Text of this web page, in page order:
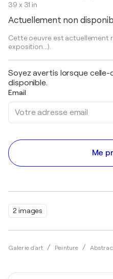
2 images
Galerie d'art Peinture
39 x 31 in
Actuellement non
Cette oeuvre est actuellement
exposition...).
Soyez avertis lorsque celle-
disponible.
Email
Me